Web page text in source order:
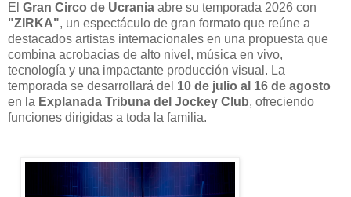
El Gran Circo de Ucrania abre su temporada 2026 con
"ZIRKA", un espectáculo de gran formato que reúne a
destacados artistas internacionales en una propuesta que
combina acrobacias de alto nivel, música en vivo,
tecnología y una impactante producción visual. La
temporada se desarrollará del 10 de julio al 16 de agosto
en la Explanada Tribuna del Jockey Club, ofreciendo
funciones dirigidas a toda la familia.